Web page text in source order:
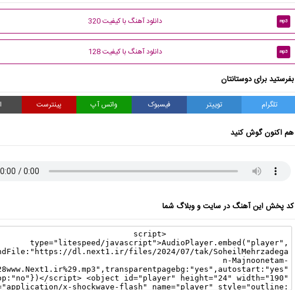
mp3 دانلود آهنگ با کیفیت 320
mp3 دانلود آهنگ با کیفیت 128
بفرستید برای دوستانتان
تلگرام توییتر فیسبوک واتس آپ پینترست
هم اکنون گوش کنید
کد پخش این آهنگ در سایت و وبلاگ شما